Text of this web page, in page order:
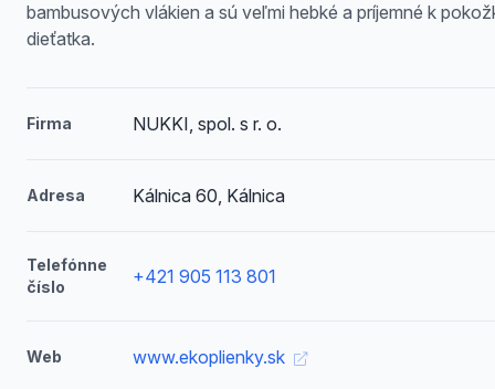
bambusových vlákien a sú veľmi hebké a príjemné k
dieťatka.
Firma NUKKI, spol. s r. o.
Adresa Kálnica 60, Kálnica
Telefónne
číslo
+421 905 113 801
Web www.ekoplienky.sk